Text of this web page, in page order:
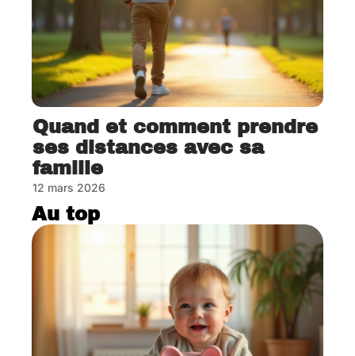
Quand et comment prendre
ses distances avec sa
famille
12 mars 2026
Au top